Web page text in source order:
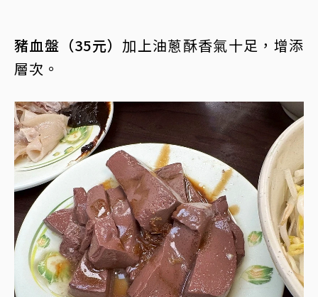
豬血盤（35元） 加上油蔥酥香氣十足，增添
層次。